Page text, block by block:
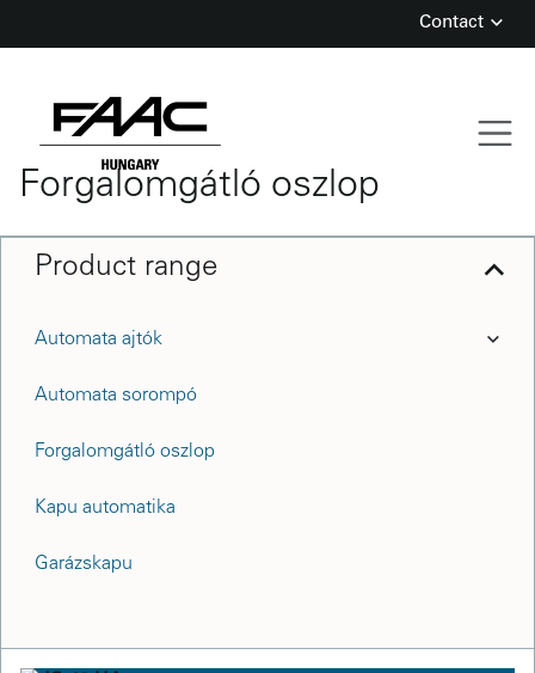
Contact
Forgalomgátló oszlop
Product range
Automata ajtók
Automata sorompó
Forgalomgátló oszlop
Kapu automatika
Garázskapu